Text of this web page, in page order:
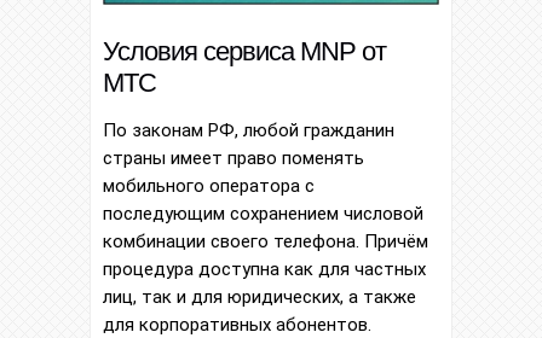
Условия сервиса MNP от
МТС
По законам РФ, любой гражданин
страны имеет право поменять
мобильного оператора с
последующим сохранением числовой
комбинации своего телефона. Причём
процедура доступна как для частных
лиц, так и для юридических, а также
для корпоративных абонентов.